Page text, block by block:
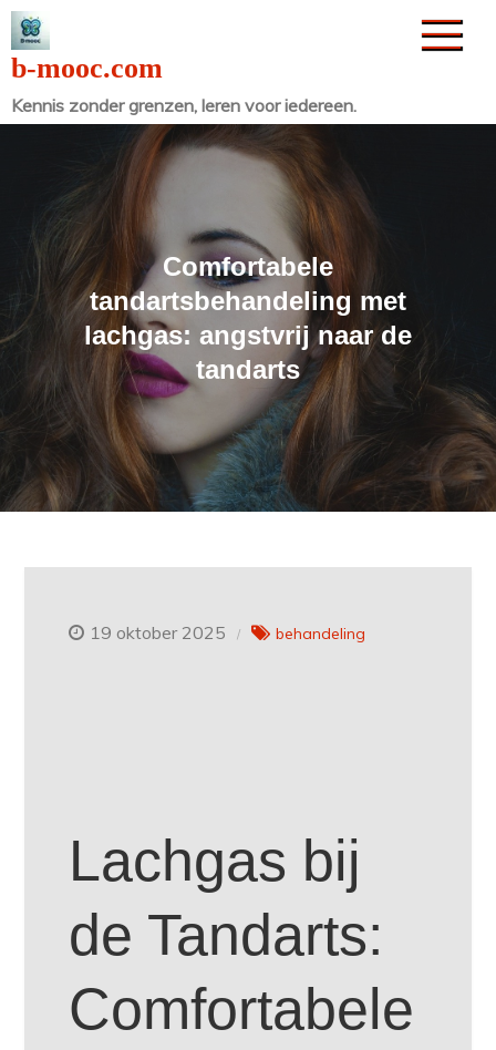
Naar
de
inhoud
gaan
b-mooc.com
Kennis zonder grenzen, leren voor iedereen.
Comfortabele
tandartsbehandeling met
lachgas: angstvrij naar de
tandarts
19 oktober 2025 behandeling
Lachgas bij
de Tandarts:
Comfortabele